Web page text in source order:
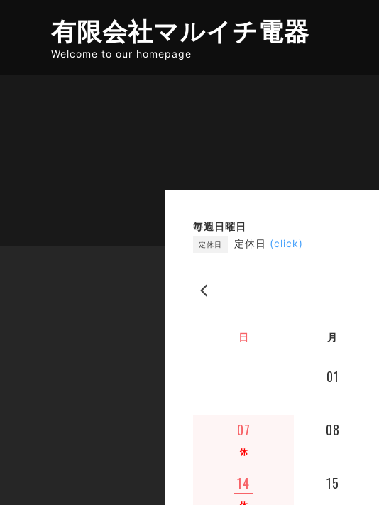
有限会社マルイチ電器
Welcome to our homepage
毎週日曜日
定休日 定休日 (click)
日 月
01
07 08
14 15